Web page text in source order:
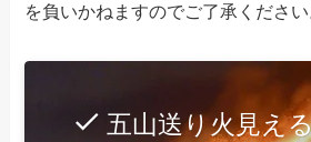
を負いかねますのでご了承ください
五山送り火見え